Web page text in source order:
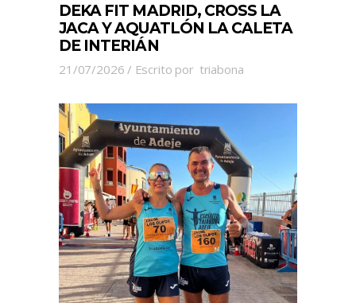
DEKA FIT MADRID, CROSS LA
JACA Y AQUATLÓN LA CALETA
DE INTERIÁN
21/07/2026 Escrito por triabona